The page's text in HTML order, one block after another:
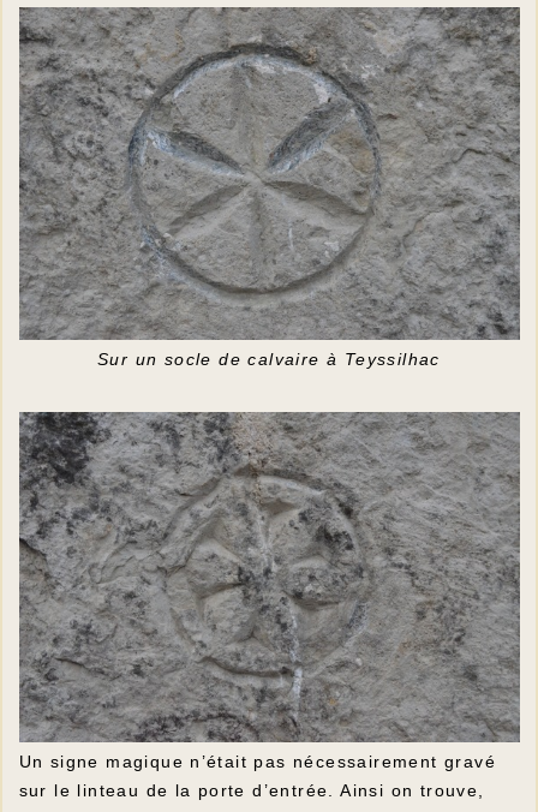
Sur un socle de calvaire à Teyssilhac
Un signe magique n’était pas nécessairement gravé
sur le linteau de la porte d’entrée. Ainsi on trouve,